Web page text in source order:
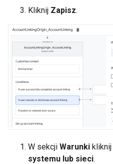
Kliknij Zapisz.
W sekcji Warunki kliknij
systemu lub sieci.